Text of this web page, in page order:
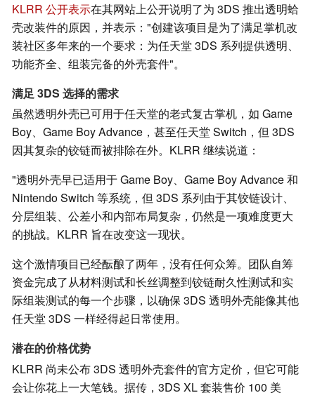
KLRR 公开表示在其网站上公开说明了为 3DS 推出透明蛤
壳改装件的原因，并表示："创建该项目是为了满足掌机改
装社区多年来的一个要求：为任天堂 3DS 系列提供透明、
功能齐全、组装完备的外壳套件"。
满足 3DS 选择的需求
虽然透明外壳已可用于任天堂的老式复古掌机，如 Game
Boy、Game Boy Advance，甚至任天堂 Switch，但 3DS
因其复杂的铰链而被排除在外。KLRR 继续说道：
"透明外壳早已适用于 Game Boy、Game Boy Advance 和
Nintendo Switch 等系统，但 3DS 系列由于其铰链设计、
分层组装、公差小和内部布局复杂，仍然是一项难度更大
的挑战。KLRR 旨在改变这一现状。
这个激情项目已经酝酿了两年，没有任何众筹。团队自筹
资金完成了从材料测试和长丝调整到铰链耐久性测试和实
际组装测试的每一个步骤，以确保 3DS 透明外壳能像其他
任天堂 3DS 一样经得起日常使用。
潜在的价格优势
KLRR 尚未公布 3DS 透明外壳套件的官方定价，但它可能
会让你花上一大笔钱。据传，3DS XL 套装售价 100 美